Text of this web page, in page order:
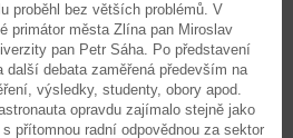
proběhl bez větších problémů. V
primátor města Zlína pan Miroslav
pan Petr Sáha. Po představení
další debata zaměřená především na
výsledky, studenty, obory apod.
opravdu zajímalo stejně jako
přítomnou radní odpovědnou za sektor